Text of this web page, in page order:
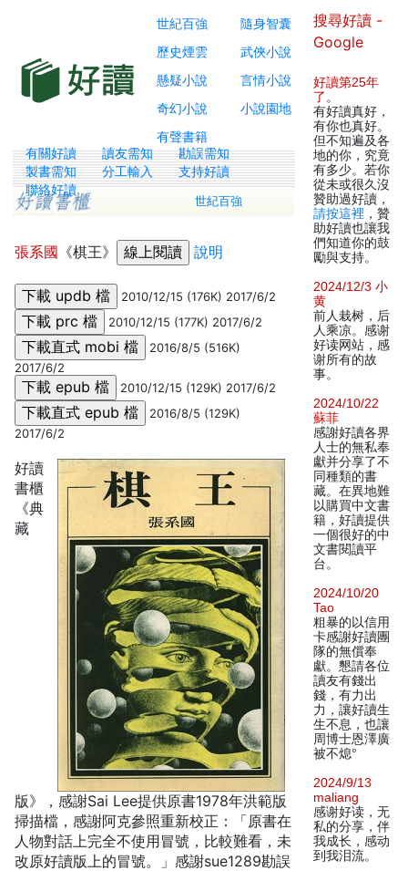
世紀百強
隨身智囊
歷史煙雲
武俠小說
懸疑小說
言情小說
奇幻小說
小說園地
有聲書籍
有關好讀 讀友需知
勘誤需知
製書需知
分工輸入
支持好讀
聯絡好讀
世紀百強
張系國 《棋王》 說明
2010/12/15 (176K) 2017/6/2
2010/12/15 (177K) 2017/6/2
2016/8/5 (516K)
2017/6/2
2010/12/15 (129K) 2017/6/2
2016/8/5 (129K)
2017/6/2
好讀
書櫃
《典
藏
版》，感謝Sai Lee提供原書1978年洪範版
掃描檔，感謝阿克參照重新校正：「原書在
人物對話上完全不使用冒號，比較難看，未
改原好讀版上的冒號。」感謝sue1289勘誤
搜尋好讀 -
Google
好讀第25年
了 。
有好讀真好，
有你也真好。
但不知遍及各
地的你，究竟
有多少。若你
從未或很久沒
贊助過好讀，
請按這裡 ，贊
助好讀也讓我
們知道你的鼓
勵與支持。
2024/12/3 小
黄
前人栽树，后
人乘凉。感谢
好读网站，感
谢所有的故
事。
2024/10/22
蘇菲
感謝好讀各界
人士的無私奉
獻并分享了不
同種類的書
藏。在異地難
以購買中文書
籍，好讀提供
一個很好的中
文書閱讀平
台。
2024/10/20
Tao
粗暴的以信用
卡感謝好讀團
隊的無償奉
獻。懇請各位
讀友有錢出
錢，有力出
力，讓好讀生
生不息，也讓
周博士恩澤廣
被不熄°
2024/9/13
maliang
感谢好读，无
私的分享，伴
我成长，感动
到我泪流。